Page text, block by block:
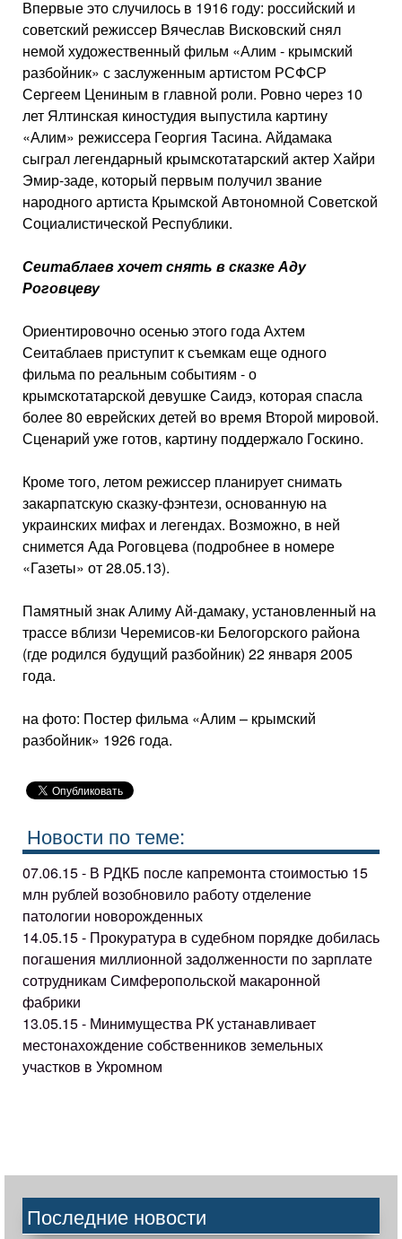
Впервые это случилось в 1916 году: российский и
советский режиссер Вячеслав Висковский снял
немой художественный фильм «Алим - крымский
разбойник» с заслуженным артистом РСФСР
Сергеем Цениным в главной роли. Ровно через 10
лет Ялтинская киностудия выпустила картину
«Алим» режиссера Георгия Тасина. Айдамака
сыграл легендарный крымскотатарский актер Хайри
Эмир-заде, который первым получил звание
народного артиста Крымской Автономной Советской
Социалистической Республики.
Сеитаблаев хочет снять в сказке Аду
Роговцеву
Ориентировочно осенью этого года Ахтем
Сеитаблаев приступит к съемкам еще одного
фильма по реальным событиям - о
крымскотатарской девушке Саидэ, которая спасла
более 80 еврейских детей во время Второй мировой.
Сценарий уже готов, картину поддержало Госкино.
Кроме того, летом режиссер планирует снимать
закарпатскую сказку-фэнтези, основанную на
украинских мифах и легендах. Возможно, в ней
снимется Ада Роговцева (подробнее в номере
«Газеты» от 28.05.13).
Памятный знак Алиму Ай-дамаку, установленный на
трассе вблизи Черемисов-ки Белогорского района
(где родился будущий разбойник) 22 января 2005
года.
на фото: Постер фильма «Алим – крымский
разбойник» 1926 года.
Новости по теме:
07.06.15 - В РДКБ после капремонта стоимостью 15
млн рублей возобновило работу отделение
патологии новорожденных
14.05.15 - Прокуратура в судебном порядке добилась
погашения миллионной задолженности по зарплате
сотрудникам Симферопольской макаронной
фабрики
13.05.15 - Минимущества РК устанавливает
местонахождение собственников земельных
участков в Укромном
Последние новости